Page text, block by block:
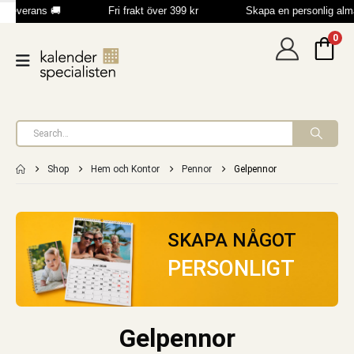
leverans 🚚 Fri frakt över 399 kr Skapa en personlig
0
Shop Hem och Kontor Pennor Gelpennor
SKAPA NÅGOT
PERSONLIGT
Gelpennor